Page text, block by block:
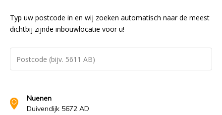
Typ uw postcode in en wij zoeken automatisch naar de meest
dichtbij zijnde inbouwlocatie voor u!
Nuenen
Duivendijk 5672 AD